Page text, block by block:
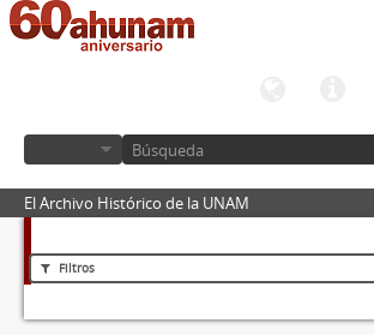
El Archivo Histórico de la UNAM
Filtros